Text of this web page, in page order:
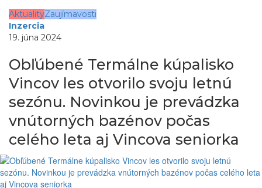
AktualityZaujímavosti
Inzercia
19. júna 2024
Obľúbené Termálne kúpalisko
Vincov les otvorilo svoju letnú
sezónu. Novinkou je prevádzka
vnútorných bazénov počas
celého leta aj Vincova seniorka